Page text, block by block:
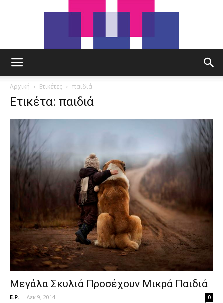
Αρχική Ετικέτες παιδιά
Ετικέτα: παιδιά
Μεγάλα Σκυλιά Προσέχουν Μικρά Παιδιά
E.P. - Δεκ 9, 2014 0